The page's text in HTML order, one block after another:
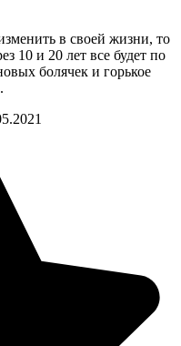
в своей жизни, то
10 и 20 лет все будет по
болячек и горькое